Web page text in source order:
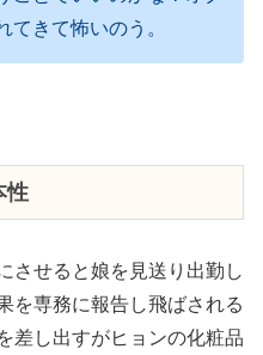
てきて怖いのう。
性
させると娘を見送り出勤し
を専務に報告し飛ばされる
差し出すがヒョンの化粧品